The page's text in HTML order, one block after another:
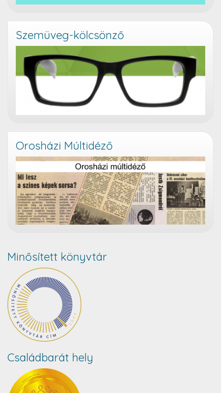
Szemüveg-kölcsönző
Orosházi Múltidéző
Minősített könyvtár
Családbarát hely